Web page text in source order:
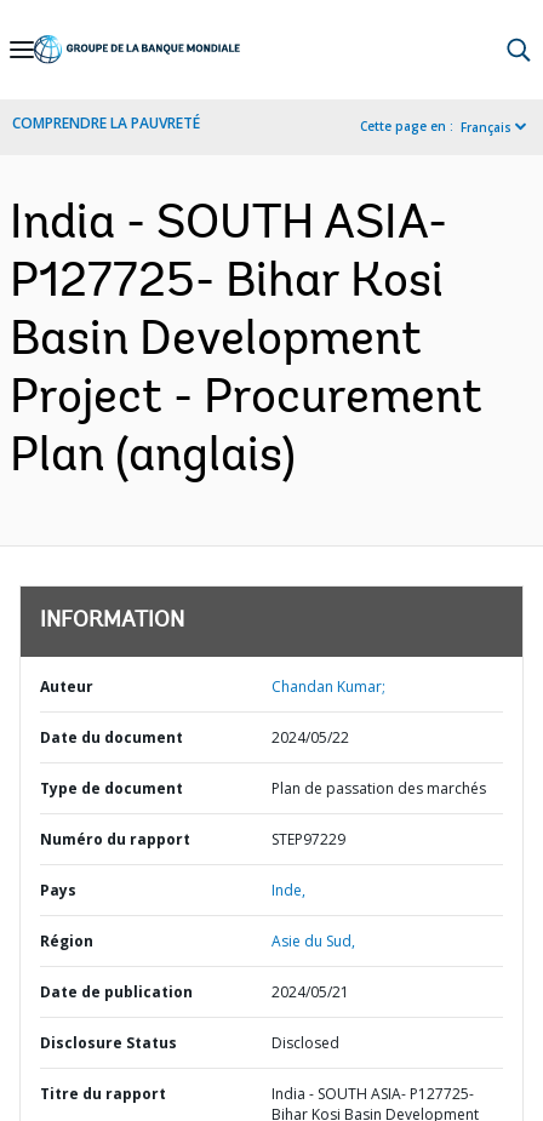
Skip
Navigation
COMPRENDRE LA PAUVRETÉ Cette page en : Français
India - SOUTH ASIA-
P127725- Bihar Kosi
Basin Development
Project - Procurement
Plan (anglais)
INFORMATION
Auteur Chandan Kumar;
Date du document 2024/05/22
Type de document Plan de passation des marchés
Numéro du rapport STEP97229
Pays Inde,
Région Asie du Sud,
Date de publication 2024/05/21
Disclosure Status Disclosed
Titre du rapport
India - SOUTH ASIA- P127725-
Bihar Kosi Basin Development